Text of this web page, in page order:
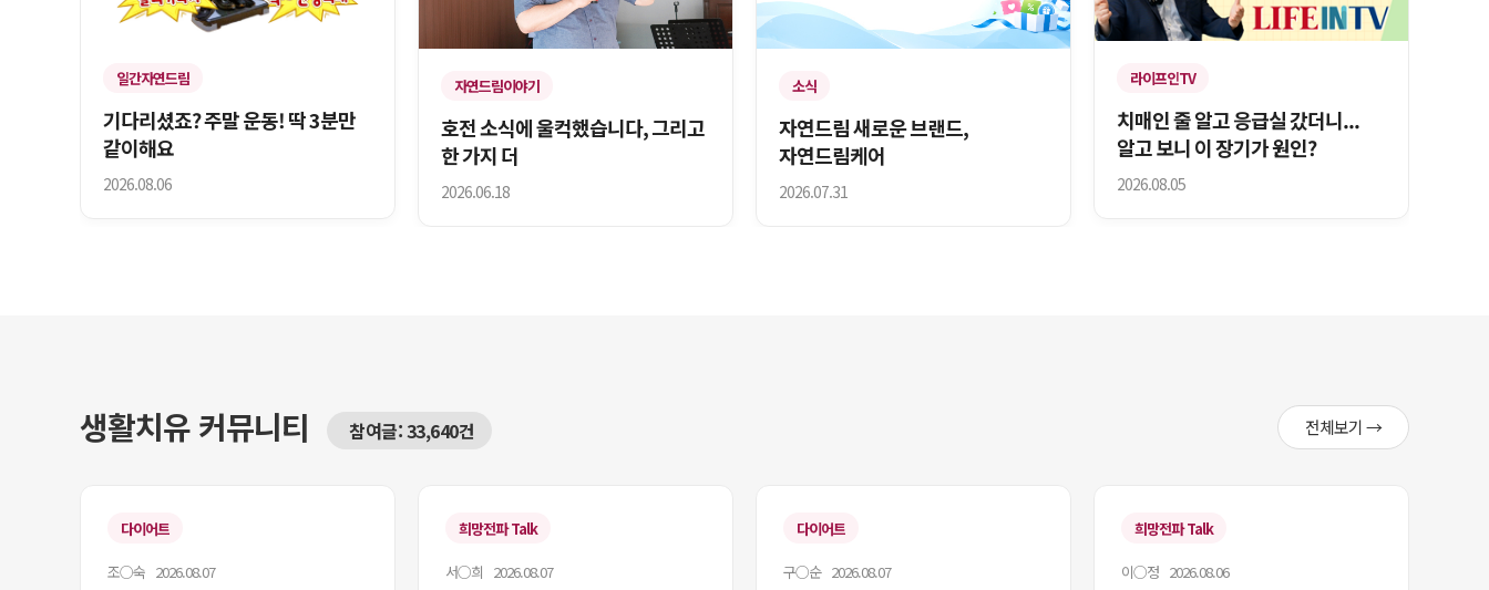
일간자연드림
기다리셨죠? 주말 운동! 딱 3분만
같이해요
2026.08.06
자연드림이야기
호전 소식에 울컥했습니다, 그리고
한 가지 더
2026.06.18
소식
자연드림 새로운 브랜드,
자연드림케어
2026.07.31
라이프인TV
치매인 줄 알고 응급실 갔더니...
알고 보니 이 장기가 원인?
2026.08.05
생활치유 커뮤니티 참여글: 33,640건 전체보기 →
다이어트
조○숙 2026.08.07
희망전파 Talk
서○희 2026.08.07
다이어트
구○순 2026.08.07
희망전파 Talk
이○정 2026.08.06